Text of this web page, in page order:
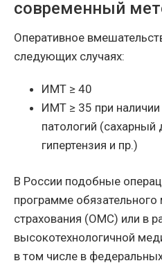
современный
Оперативное
следующих случаях:
ИМТ ≥ 40
ИМТ ≥ 35 при
патологий (сахарный
гипертензия и пр.)
В России подобные
программе
страхования (ОМС) или в
высокотехнологичной
в том числе в